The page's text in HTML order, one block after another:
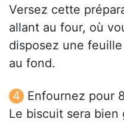
Versez cette
allant au four, où
disposez une
au fond.
Enfournez pour
Le biscuit sera